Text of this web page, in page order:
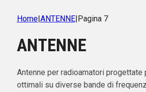
Home| ANTENNE| Pagina 7
ANTENNE
Antenne per radioamatori
ottimali su diverse bande di